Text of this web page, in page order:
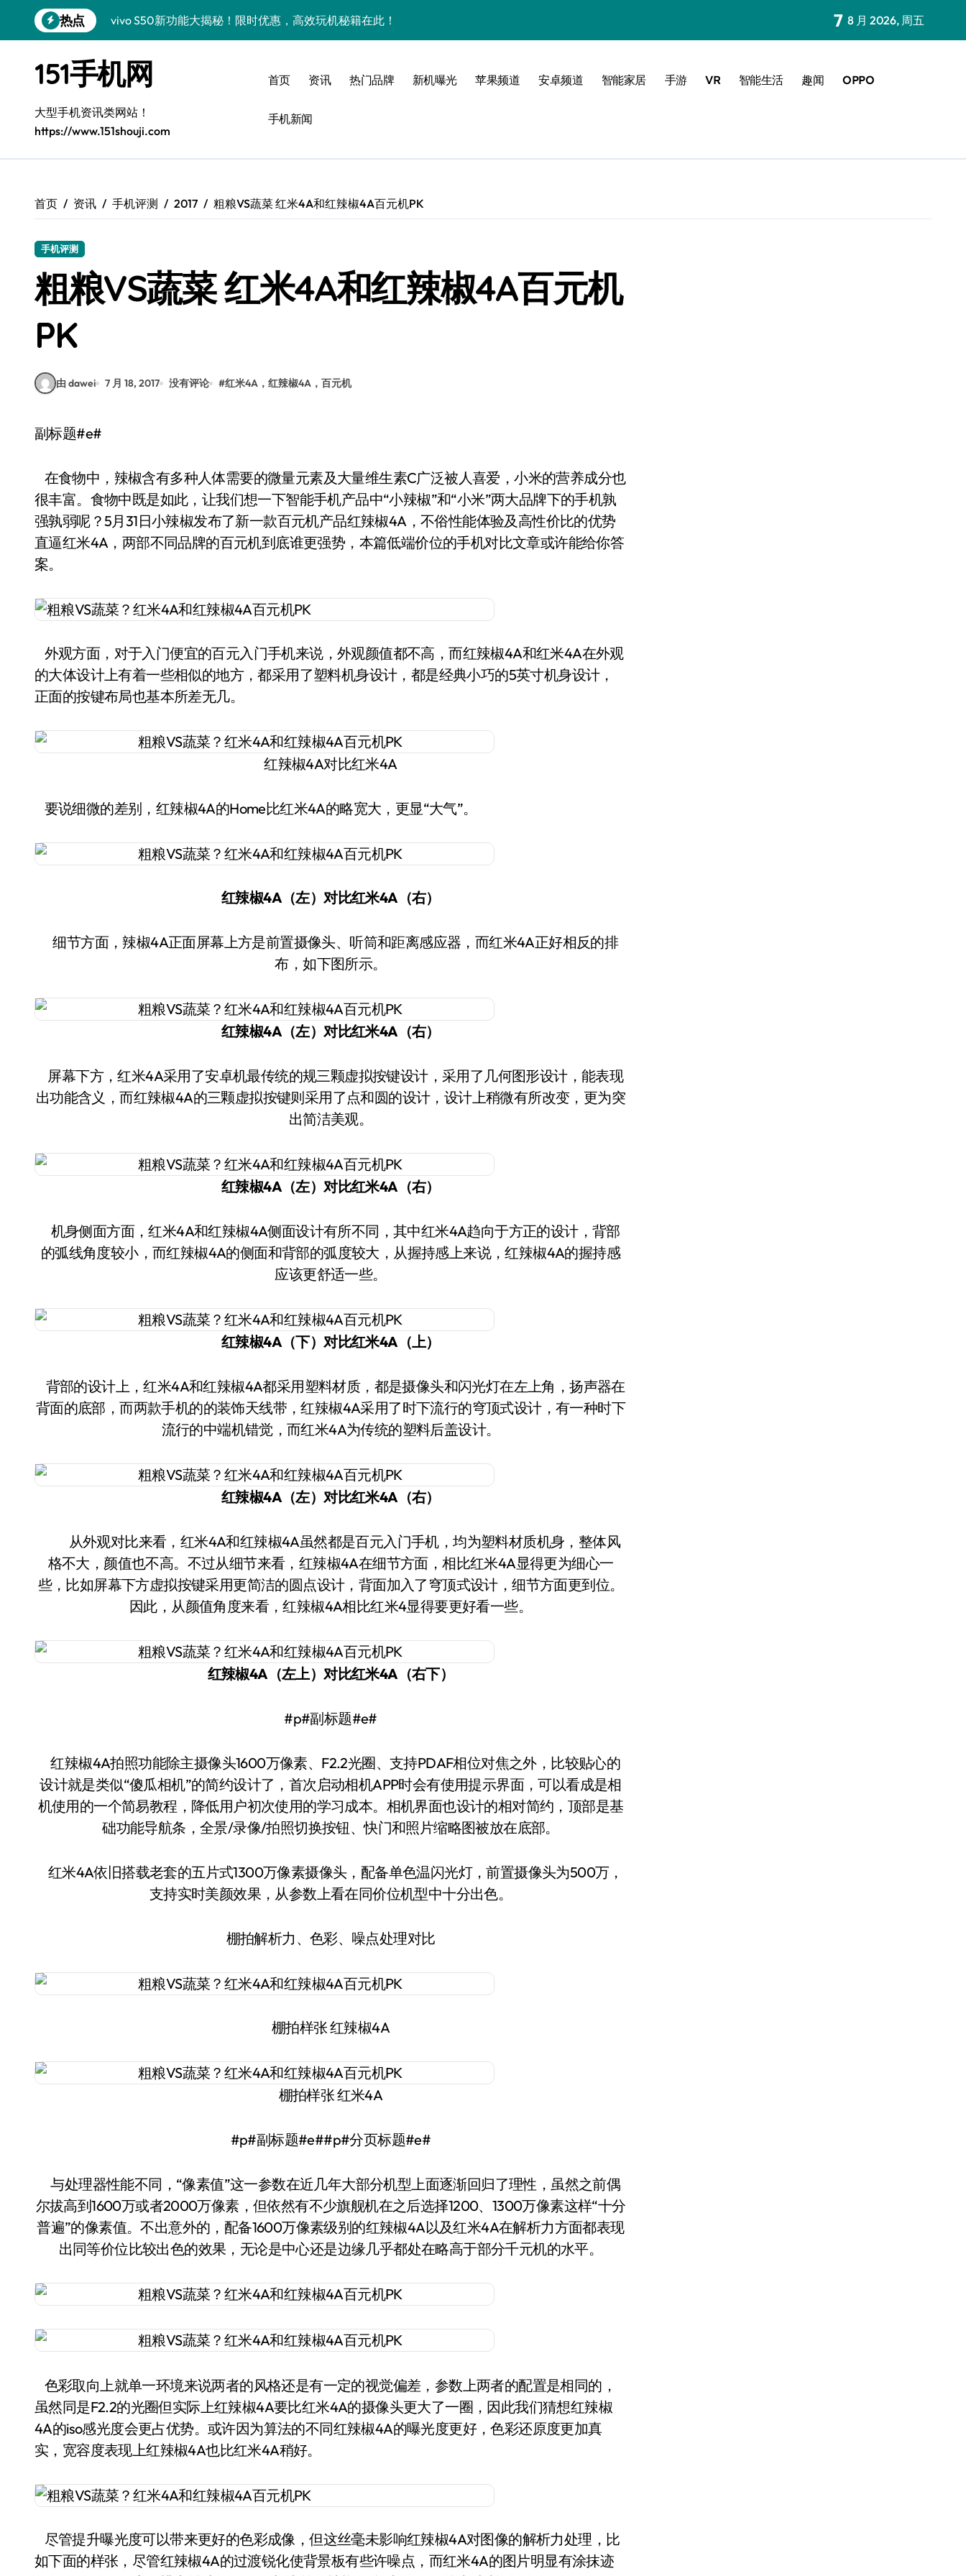
到
热点
vivo S50新功能大揭秘！限时优惠，高效玩机秘籍在此！
三星Galaxy Z Fold7抢先曝光，手机管家带你揭秘惊艳新亮点！
三星Galaxy S26震撼来袭，创新科技亮点全揭秘！
S25 Ultra颜值封神！定制主题潮爆登场
Galaxy S25+闪亮登场，这样美秒杀全场！
Galaxy S26+颜值爆升！机皇美颜秘籍大公开
三星Galaxy Z TriFold：三折一触，未来科技掌中新境！
7 8 月 2026, 周五
151手机网
大型手机资讯类网站！
https://www.151shouji.com
首页 资讯 热门品牌 新机曝光 苹果频道 安卓频道 智能家居 手游 VR 智能生活 趣闻 OPPO
手机新闻
首页 资讯 手机评测 2017 粗粮VS蔬菜 红米4A和红辣椒4A百元机PK
手机评测
粗粮VS蔬菜 红米4A和红辣椒4A百元机
PK
由 dawei 7 月 18, 2017 没有评论 #红米4A，红辣椒4A，百元机
副标题#e#
在食物中，辣椒含有多种人体需要的微量元素及大量维生素C广泛被人喜爱，小米的营养成分也
很丰富。食物中既是如此，让我们想一下智能手机产品中“小辣椒”和“小米”两大品牌下的手机孰
强孰弱呢？5月31日小辣椒发布了新一款百元机产品红辣椒4A，不俗性能体验及高性价比的优势
直逼红米4A，两部不同品牌的百元机到底谁更强势，本篇低端价位的手机对比文章或许能给你答
案。
外观方面，对于入门便宜的百元入门手机来说，外观颜值都不高，而红辣椒4A和红米4A在外观
的大体设计上有着一些相似的地方，都采用了塑料机身设计，都是经典小巧的5英寸机身设计，
正面的按键布局也基本所差无几。
红辣椒4A对比红米4A
要说细微的差别，红辣椒4A的Home比红米4A的略宽大，更显“大气”。
红辣椒4A（左）对比红米4A（右）
细节方面，辣椒4A正面屏幕上方是前置摄像头、听筒和距离感应器，而红米4A正好相反的排
布，如下图所示。
红辣椒4A（左）对比红米4A（右）
屏幕下方，红米4A采用了安卓机最传统的规三颗虚拟按键设计，采用了几何图形设计，能表现
出功能含义，而红辣椒4A的三颗虚拟按键则采用了点和圆的设计，设计上稍微有所改变，更为突
出简洁美观。
红辣椒4A（左）对比红米4A（右）
机身侧面方面，红米4A和红辣椒4A侧面设计有所不同，其中红米4A趋向于方正的设计，背部
的弧线角度较小，而红辣椒4A的侧面和背部的弧度较大，从握持感上来说，红辣椒4A的握持感
应该更舒适一些。
红辣椒4A（下）对比红米4A（上）
背部的设计上，红米4A和红辣椒4A都采用塑料材质，都是摄像头和闪光灯在左上角，扬声器在
背面的底部，而两款手机的的装饰天线带，红辣椒4A采用了时下流行的穹顶式设计，有一种时下
流行的中端机错觉，而红米4A为传统的塑料后盖设计。
红辣椒4A（左）对比红米4A（右）
从外观对比来看，红米4A和红辣椒4A虽然都是百元入门手机，均为塑料材质机身，整体风
格不大，颜值也不高。不过从细节来看，红辣椒4A在细节方面，相比红米4A显得更为细心一
些，比如屏幕下方虚拟按键采用更简洁的圆点设计，背面加入了穹顶式设计，细节方面更到位。
因此，从颜值角度来看，红辣椒4A相比红米4显得要更好看一些。
红辣椒4A（左上）对比红米4A（右下）
#p#副标题#e#
红辣椒4A拍照功能除主摄像头1600万像素、F2.2光圈、支持PDAF相位对焦之外，比较贴心的
设计就是类似“傻瓜相机”的简约设计了，首次启动相机APP时会有使用提示界面，可以看成是相
机使用的一个简易教程，降低用户初次使用的学习成本。相机界面也设计的相对简约，顶部是基
础功能导航条，全景/录像/拍照切换按钮、快门和照片缩略图被放在底部。
红米4A依旧搭载老套的五片式1300万像素摄像头，配备单色温闪光灯，前置摄像头为500万，
支持实时美颜效果，从参数上看在同价位机型中十分出色。
棚拍解析力、色彩、噪点处理对比
棚拍样张 红辣椒4A
棚拍样张 红米4A
#p#副标题#e##p#分页标题#e#
与处理器性能不同，“像素值”这一参数在近几年大部分机型上面逐渐回归了理性，虽然之前偶
尔拔高到1600万或者2000万像素，但依然有不少旗舰机在之后选择1200、1300万像素这样“十分
普遍”的像素值。不出意外的，配备1600万像素级别的红辣椒4A以及红米4A在解析力方面都表现
出同等价位比较出色的效果，无论是中心还是边缘几乎都处在略高于部分千元机的水平。
色彩取向上就单一环境来说两者的风格还是有一定的视觉偏差，参数上两者的配置是相同的，
虽然同是F2.2的光圈但实际上红辣椒4A要比红米4A的摄像头更大了一圈，因此我们猜想红辣椒
4A的iso感光度会更占优势。或许因为算法的不同红辣椒4A的曝光度更好，色彩还原度更加真
实，宽容度表现上红辣椒4A也比红米4A稍好。
尽管提升曝光度可以带来更好的色彩成像，但这丝毫未影响红辣椒4A对图像的解析力处理，比
如下面的样张，尽管红辣椒4A的过渡锐化使背景板有些许噪点，而红米4A的图片明显有涂抹迹